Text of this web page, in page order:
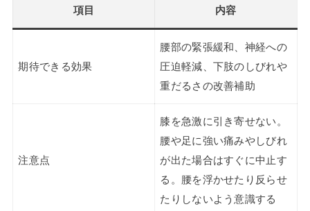
項目 内容
期待できる効果
腰部の緊張緩和、神経への
圧迫軽減、下肢のしびれや
重だるさの改善補助
注意点
膝を急激に引き寄せない。
腰や足に強い痛みやしびれ
が出た場合はすぐに中止す
る。腰を浮かせたり反らせ
たりしないよう意識する